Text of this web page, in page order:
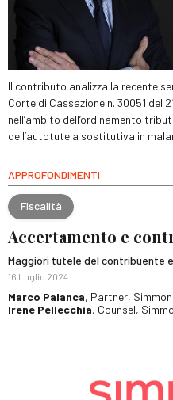
Il contributo analizza la recente
Corte di Cassazione n. 30051 del
nell’ambito dell’ordinamento
dell’autotutela sostitutiva in
APPROFONDIMENTI
Fiscalità
Accertamento e
Maggiori tutele del contribuente
16 Luglio 2024
Marco Palanca, Partner,
Irene Pellecchia, Counsel,